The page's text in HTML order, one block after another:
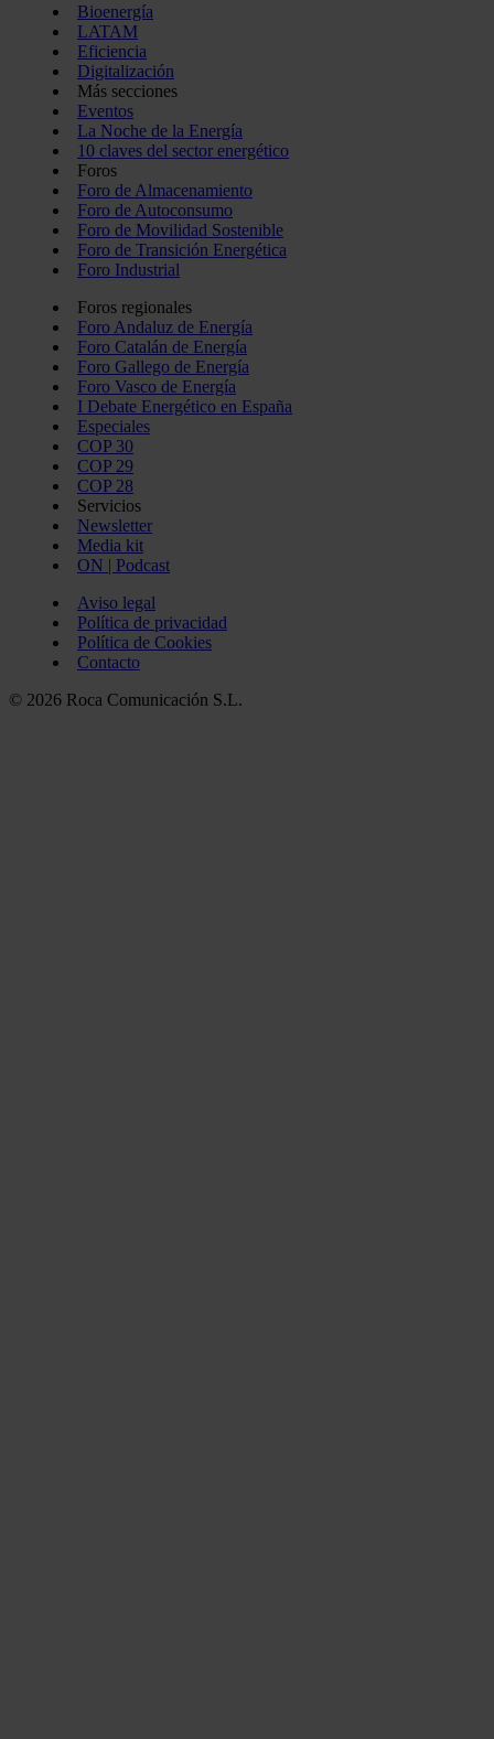
Bioenergía
LATAM
Eficiencia
Digitalización
Más secciones
Eventos
La Noche de la Energía
10 claves del sector energético
Foros
Foro de Almacenamiento
Foro de Autoconsumo
Foro de Movilidad Sostenible
Foro de Transición Energética
Foro Industrial
Foros regionales
Foro Andaluz de Energía
Foro Catalán de Energía
Foro Gallego de Energía
Foro Vasco de Energía
I Debate Energético en España
Especiales
COP 30
COP 29
COP 28
Servicios
Newsletter
Media kit
ON | Podcast
Aviso legal
Política de privacidad
Política de Cookies
Contacto
© 2026 Roca Comunicación S.L.